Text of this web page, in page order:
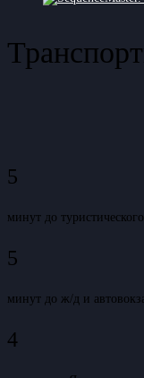
5
минут до
5
минут до ж/д и
4